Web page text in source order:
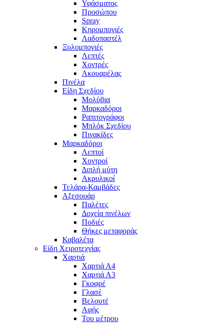
Υφάσματος
Προσώπου
Spray
Κηρομπογιές
Λαδοπαστέλ
Ξυλομπογιές
Λεπτές
Χοντρές
Ακουαρέλας
Πινέλα
Είδη Σχεδίου
Μολύβια
Μαρκαδόροι
Ραπιτογράφοι
Μπλόκ Σχεδίου
Πινακίδες
Μαρκαδόροι
Λεπτοί
Χοντροί
Διπλή μύτη
Ακρυλικοί
Τελάρα-Καμβάδες
Αξεσουάρ
Παλέτες
Δοχεία πινέλων
Ποδιές
Θήκες μεταφοράς
Καβαλέτα
Είδη Χειροτεχνίας
Χαρτιά
Χαρτιά Α4
Χαρτιά Α3
Γκοφρέ
Γλασέ
Βελουτέ
Αφής
Του μέτρου